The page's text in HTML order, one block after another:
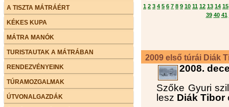
A TISZTA MÁTRÁÉRT
KÉKES KUPA
MÁTRA MANÓK
TURISTAUTAK A MÁTRÁBAN
RENDEZVÉNYEINK
TÚRAMOZGALMAK
ÚTVONALGAZDÁK
1 2 3 4 5 6 7 8 9 10 11 12 13 14 15
39 40 41
2009 első túrái Diák
2008.
Szőke Gyuri
lesz Diák Tibor